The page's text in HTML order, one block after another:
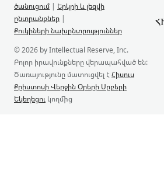
ծանուցում | Երկրի և լեզվի
ընտրանքներ |
Քուկիների նախընտրություններ
© 2026 by Intellectual Reserve, Inc.
Բոլոր իրավունքները վերապահված են:
Ծառայությունը մատուցվել է Հիսուս
Քրիստոսի Վերջին Օրերի Սրբերի
Եկեղեցու կողմից